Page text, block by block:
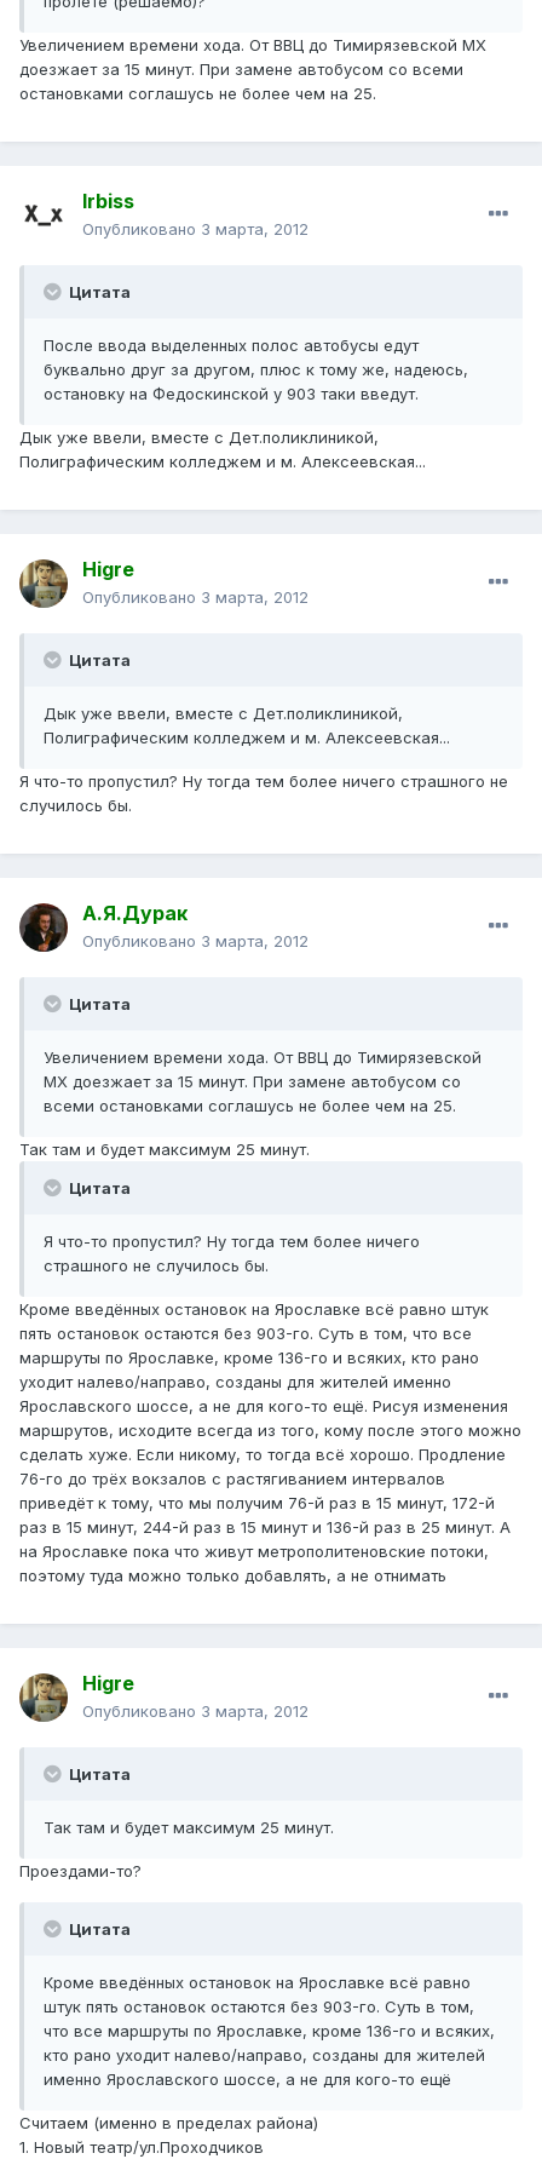
Увеличением времени хода. От ВВЦ до Тимирязевской МХ
доезжает за 15 минут. При замене автобусом со всеми
остановками соглашусь не более чем на 25.
Irbiss
Опубликовано 3 марта, 2012
Цитата
После ввода выделенных полос автобусы едут
буквально друг за другом, плюс к тому же, надеюсь,
остановку на Федоскинской у 903 таки введут.
Дык уже ввели, вместе с Дет.поликлиникой,
Полиграфическим колледжем и м. Алексеевская...
Higre
Опубликовано 3 марта, 2012
Цитата
Дык уже ввели, вместе с Дет.поликлиникой,
Полиграфическим колледжем и м. Алексеевская...
Я что-то пропустил? Ну тогда тем более ничего страшного не
случилось бы.
А.Я.Дурак
Опубликовано 3 марта, 2012
Цитата
Увеличением времени хода. От ВВЦ до Тимирязевской
МХ доезжает за 15 минут. При замене автобусом со
всеми остановками соглашусь не более чем на 25.
Так там и будет максимум 25 минут.
Цитата
Я что-то пропустил? Ну тогда тем более ничего
страшного не случилось бы.
Кроме введённых остановок на Ярославке всё равно штук
пять остановок остаются без 903-го. Суть в том, что все
маршруты по Ярославке, кроме 136-го и всяких, кто рано
уходит налево/направо, созданы для жителей именно
Ярославского шоссе, а не для кого-то ещё. Рисуя изменения
маршрутов, исходите всегда из того, кому после этого можно
сделать хуже. Если никому, то тогда всё хорошо. Продление
76-го до трёх вокзалов с растягиванием интервалов
приведёт к тому, что мы получим 76-й раз в 15 минут, 172-й
раз в 15 минут, 244-й раз в 15 минут и 136-й раз в 25 минут. А
на Ярославке пока что живут метрополитеновские потоки,
поэтому туда можно только добавлять, а не отнимать
Higre
Опубликовано 3 марта, 2012
Цитата
Так там и будет максимум 25 минут.
Проездами-то?
Цитата
Кроме введённых остановок на Ярославке всё равно
штук пять остановок остаются без 903-го. Суть в том,
что все маршруты по Ярославке, кроме 136-го и всяких,
кто рано уходит налево/направо, созданы для жителей
именно Ярославского шоссе, а не для кого-то ещё
Считаем (именно в пределах района)
1. Новый театр/ул.Проходчиков